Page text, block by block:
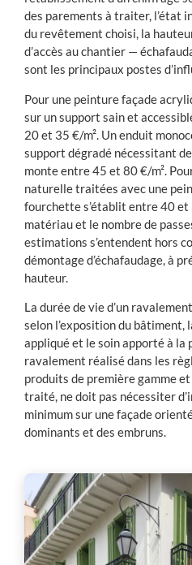
des parements à traiter, l’état
du revêtement choisi, la
d’accès au chantier —
sont les principaux postes
Pour une peinture façade
sur un support sain et
20 et 35 €/m². Un enduit
support dégradé nécessitant
monte entre 45 et 80 €/m².
naturelle traitées avec une
fourchette s’établit entre 40 et
matériau et le nombre de
estimations s’entendent hors
démontage d’échafaudage, à
hauteur.
La durée de vie d’un
selon l’exposition du bâtiment,
appliqué et le soin apporté à la
ravalement réalisé dans les
produits de première gamme
traité, ne doit pas nécessiter
minimum sur une façade
dominants et des embruns.